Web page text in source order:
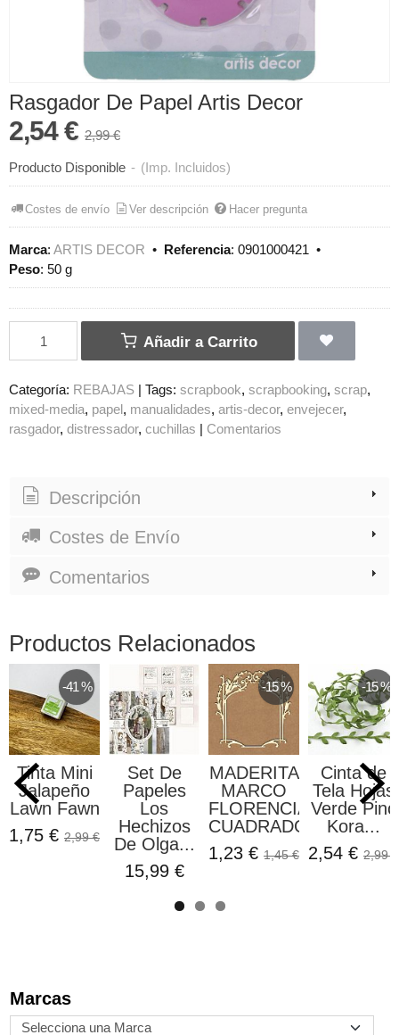
Marcas
Rasgador De Papel Artis Decor
2,54 € 2,99 €
Producto Disponible - (Imp. Incluidos)
Costes de envío Ver descripción Hacer pregunta
Marca: ARTIS DECOR • Referencia: 0901000421 •
Peso: 50 g
Añadir a Carrito
Categoría: REBAJAS Tags: scrapbook scrapbooking scrap
mixed-media papel manualidades artis-decor envejecer
rasgador distressador cuchillas Comentarios
Descripción
Costes de Envío
Comentarios
Productos Relacionados
De
MADERITA
MARCO
FLORENCIA
CUADRADO...
1,45 €
-15 %
Cinta de
Tela Hojas
Verde Pino
Kora...
2,54 €2,99 €
-15 %
Caja Ojales
Aluminio
Color...
1,69 €
1,99 €
1,40